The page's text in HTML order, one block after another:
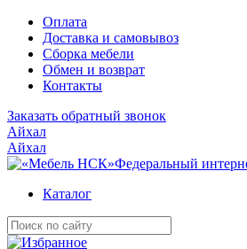
Оплата
Доставка и самовывоз
Сборка мебели
Обмен и возврат
Контакты
Заказать обратный звонок
Айхал
Айхал
Федеральный
Каталог